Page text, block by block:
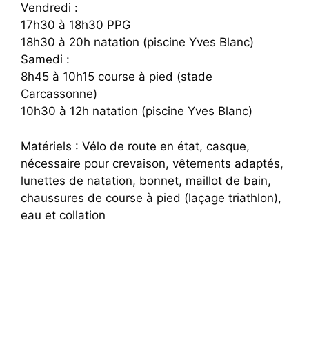
Vendredi :
17h30 à 18h30 PPG
18h30 à 20h natation (piscine Yves Blanc)
Samedi :
8h45 à 10h15 course à pied (stade
Carcassonne)
10h30 à 12h natation (piscine Yves Blanc)
Matériels : Vélo de route en état, casque,
nécessaire pour crevaison, vêtements adaptés,
lunettes de natation, bonnet, maillot de bain,
chaussures de course à pied (laçage triathlon),
eau et collation